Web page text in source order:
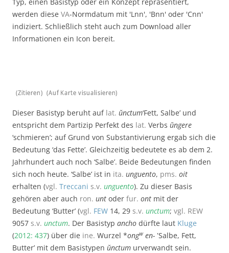
werden diese VA-Normdatum mit 'Lnn', 'Bnn' oder 'Cnn'
indiziert. Schließlich steht auch zum Download aller
Informationen ein Icon bereit.
(Zitieren) (Auf Karte visualisieren)
Dieser Basistyp beruht auf lat. ŭnctum‘Fett, Salbe’ und
entspricht dem Partizip Perfekt des lat. Verbs ŭngere
‘schmieren’; auf Grund von Substantivierung ergab sich die
Bedeutung ‘das Fette’. Gleichzeitig bedeutete es ab dem 2.
Jahrhundert auch noch ‘Salbe’. Beide Bedeutungen finden
sich noch heute. ‘Salbe’ ist in ita. unguento, pms. oit
erhalten (vgl. Treccani s.v. unguento). Zu dieser Basis
gehören aber auch ron. unt oder fur. ont mit der
Bedeutung ‘Butter’ (vgl. FEW 14, 29 s.v. unctum; vgl. REW
9057 s.v. unctum. Der Basistyp ancho dürfte laut Kluge
(2012: 437) über die ine. Wurzel *ongw en- ‛Salbe, Fett,
Butter’ mit dem Basistypen ŭnctum urverwandt sein.